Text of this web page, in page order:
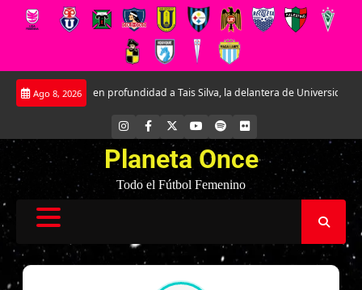
Saltar
Ago 8, 2026
Conociendo en profundidad a Tais Silva, la delantera de Universidad
INSTAGRAM
FACEBOOK YOUTUBE
SPOTIFYFLICKR
Planeta Once
Todo el Fútbol Femenino